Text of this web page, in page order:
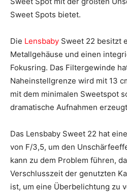
Sweet Spots bietet.
Die Lensbaby Sweet 22 besitzt
Metallgehäuse und einen
Fokusring. Das Filtergewinde
Naheinstellgrenze wird mit 13
mit dem minimalen Sweetspot
dramatische Aufnahmen
Das Lensbaby Sweet 22 hat
von F/3,5, um den
kann zu dem Problem führen,
Verschlusszeit der genutzten
ist, um eine Überbelichtung zu